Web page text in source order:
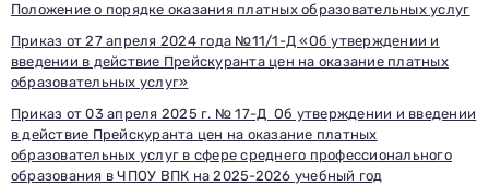
Положение о порядке оказания платных образовательных услуг
Приказ от 27 апреля 2024 года №11/1-Д «Об утверждении и
введении в действие Прейскуранта цен на оказание платных
образовательных услуг»
Приказ от 03 апреля 2025 г. № 17-Д Об утверждении и введении
в действие Прейскуранта цен на оказание платных
образовательных услуг в сфере среднего профессионального
образования в ЧПОУ ВПК на 2025-2026 учебный год
Заполни данные о себе и отправь заявку.
В течение 15-20 минут с вами свяжется специалист
приемной комиссии, ответит на все вопросы и поможет
Подготовь документы для поступления: паспорт, аттестат,